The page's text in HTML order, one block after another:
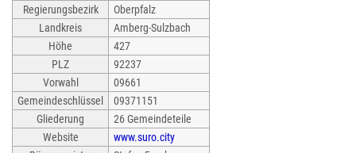
Regierungsbezirk
Oberpfalz
Landkreis
Amberg-Sulzbach
Höhe
427
PLZ
92237
Vorwahl
09661
Gemeindeschlüssel
09371151
Gliederung
26 Gemeindeteile
Website
www.suro.city